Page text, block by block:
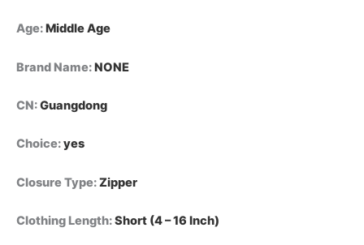
المحشو
أكمام،
بياقة
ملابس
فضفاضة،
أساسية
Age:Middle Age
Brand Name:NONE
CN:Guangdong
Choice:yes
Closure Type:Zipper
Clothing Length:Short (4 – 16 Inch)